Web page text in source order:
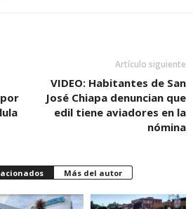
Artículo siguiente
VIDEO: Habitantes de San
José Chiapa denuncian que
edil tiene aviadores en la
nómina
Más del autor